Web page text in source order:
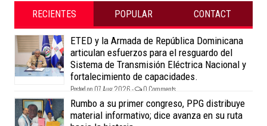
RECIENTES POPULAR CONTACT
ETED y la Armada de República Dominicana
articulan esfuerzos para el resguardo del
Sistema de Transmisión Eléctrica Nacional y
fortalecimiento de capacidades.
Posted on 07 Aug 2026 - 0 Comments
Rumbo a su primer congreso, PPG distribuye
material informativo; dice avanza en su ruta